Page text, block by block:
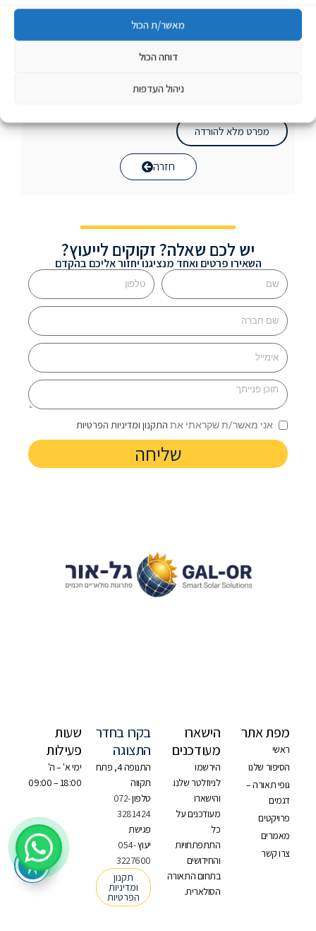
מאשר/ת הכול
דוחה הכול
ניהול העדפות
תיתכן סטייה של עד 10% (ט.ל.ח) *
אופטיקות
מפרט מלא להורדה
חזרה
יש לכם שאלה? זקוקים לייעוץ?
השאירו פרטים ואחד מנציגנו יחזור אליכם בהקדם
אני מאשר/ת שקראתי את התקנון ומדיניות הפרטיות
שליחה
בקרו בחדר
התצוגה
התנופה 4, פתח
תקווה
טלפון072-
3281424
פגישת
יעוץ054-
3227600
תקנון
ומדיניות
הפרטיות
שעות
פעילות
ימי א' – ה'
18:00 – 09:00
מפת אתר
ראשי
הסיפור שלנו
גופי תאורה –
דגמים
פרויקטים
מאמרים
צרו קשר
הישארו
מעודכנים
הירשמו
לניוזלטר שלנו.
והישארו
מעודכנים על
כל
התתפתחויות
והחידושים
בתחום התאורה
הסולארית.